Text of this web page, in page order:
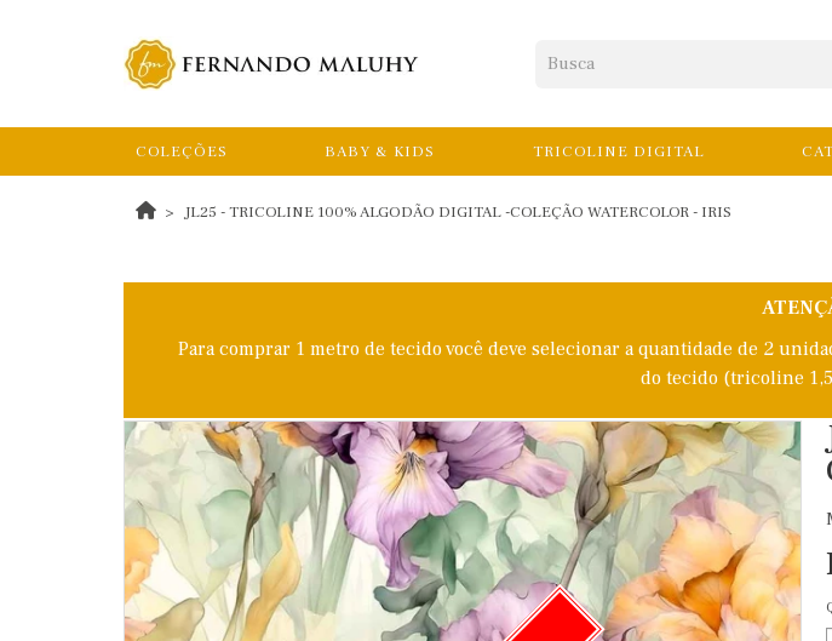
COLEÇÕES BABY & KIDS TRICOLINE DIGITAL
JL25 - TRICOLINE 100% ALGODÃO DIGITAL -COLEÇÃO WATERCOLOR - IRIS
Para comprar 1 metro de tecido você deve selecionar a quantidade de 2
do tecido (tricoline